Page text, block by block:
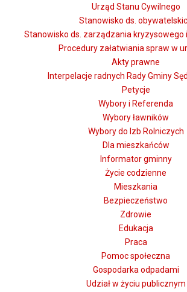
Urząd Stanu Cywilnego
Stanowisko ds.
Stanowisko ds. zarządzania kryzysowego
Procedury załatwiania spraw w
Akty prawne
Interpelacje radnych Rady Gminy
Petycje
Wybory i Referenda
Wybory ławników
Wybory do Izb Rolniczych
Dla mieszkańców
Informator gminny
Życie codzienne
Mieszkania
Bezpieczeństwo
Zdrowie
Edukacja
Praca
Pomoc społeczna
Gospodarka odpadami
Udział w życiu publicznym